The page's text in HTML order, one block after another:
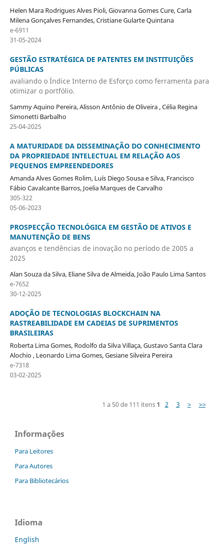
Helen Mara Rodrigues Alves Pioli, Giovanna Gomes Cure, Carla
Milena Gonçalves Fernandes, Cristiane Gularte Quintana
e-6911
31-05-2024
GESTÃO ESTRATÉGICA DE PATENTES EM INSTITUIÇÕES
PÚBLICAS
avaliando o Índice Interno de Esforço como ferramenta para
otimizar o portfólio.
Sammy Aquino Pereira, Alisson Antônio de Oliveira , Célia Regina
Simonetti Barbalho
25-04-2025
A MATURIDADE DA DISSEMINAÇÃO DO CONHECIMENTO
DA PROPRIEDADE INTELECTUAL EM RELAÇÃO AOS
PEQUENOS EMPREENDEDORES
Amanda Alves Gomes Rolim, Luís Diego Sousa e Silva, Francisco
Fábio Cavalcante Barros, Joelia Marques de Carvalho
305-322
05-06-2023
PROSPECÇÃO TECNOLÓGICA EM GESTÃO DE ATIVOS E
MANUTENÇÃO DE BENS
avanços e tendências de inovação no período de 2005 a
2025
Alan Souza da Silva, Eliane Silva de Almeida, João Paulo Lima Santos
e-7652
30-12-2025
ADOÇÃO DE TECNOLOGIAS BLOCKCHAIN NA
RASTREABILIDADE EM CADEIAS DE SUPRIMENTOS
BRASILEIRAS
Roberta Lima Gomes, Rodolfo da Silva Villaça, Gustavo Santa Clara
Alochio , Leonardo Lima Gomes, Gesiane Silveira Pereira
e-7318
03-02-2025
1 a 50 de 111 itens 1 2 3 > >>
Informações
Para Leitores
Para Autores
Para Bibliotecários
Idioma
English